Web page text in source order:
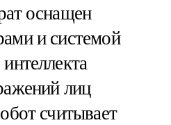
оснащен
и системой
лиц
считывает